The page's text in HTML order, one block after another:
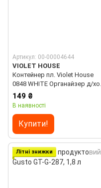
Артикул: 00-00004644
VIOLET HOUSE
Контейнер пл. Violet House
0848 WHITE Органайзер д/хол
12*29*16см (0848 WHITE)
149 ₴
В наявності
Купити!
Літні знижки